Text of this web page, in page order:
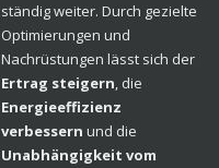
ständig weiter. Durch gezielte
Optimierungen und
Nachrüstungen lässt sich der
Ertrag steigern, die
Energieeffizienz
verbessern und die
Unabhängigkeit vom